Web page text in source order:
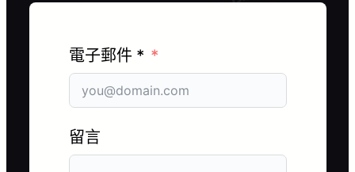
電子郵件 *
留言